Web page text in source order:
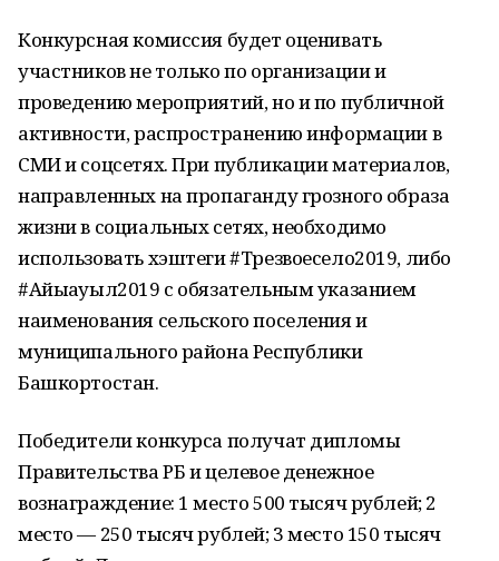
Конкурсная комиссия будет оценивать
участников не только по организации и
проведению мероприятий, но и по публичной
активности, распространению информации в
СМИ и соцсетях. При публикации материалов,
направленных на пропаганду грозного образа
жизни в социальных ceтяx, необходимо
использовать хэштеги #Трезвоесело2019, либо
#Айыҡауыл2019 с обязательным указанием
наименования сельского поселения и
муниципального района Республики
Башкортостан.
Победители конкурса получат дипломы
Правительства РБ и целевое денежное
вознаграждение: 1 место 500 тысяч рублей; 2
место — 250 тысяч рублей; 3 место 150 тысяч